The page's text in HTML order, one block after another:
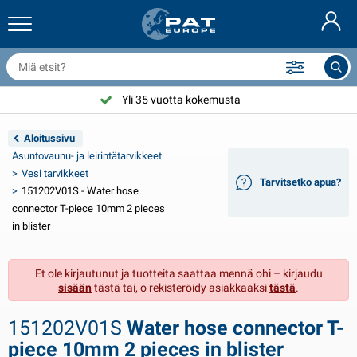
verkot & lisävarusteet
sähkölaitteet
valot
valot Aspöck
LED-valot
sisustus
& uusiutuvat energialähteet
& 24V lisävarusteet
työkalut
& ausuntoauton ulkopuoli
& ausuntoauton sisäinen
kaasu
ja sakkelit
urheilu
ja huolto
lisävarusteet
lisävarusteet
tuotteita
Nederlands
Deutsch
English
Français
Svenska
Norsk
Dansk
Yli 35 vuotta kokemusta
Aloitussivu
Asuntovaunu- ja leirintätarvikkeet
Vesi tarvikkeet
151202V01S - Water hose
connector T-piece 10mm 2 pieces
in blister
Tarvitsetko apua?
Et ole kirjautunut ja tuotteita saattaa mennä ohi – kirjaudu
sisään tästä tai, o rekisteröidy asiakkaaksitästä.
151202V01S Water hose connector T-
piece 10mm 2 pieces in blister